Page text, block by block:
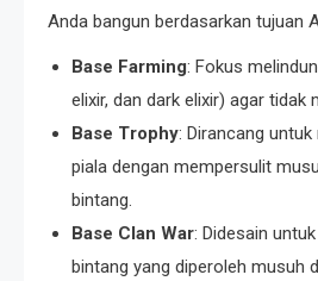
Anda bangun berdasarkan tujuan
Base Farming: Fokus
elixir, dan dark elixir) agar tidak
Base Trophy: Dirancang
piala dengan mempersulit
bintang.
Base Clan War: Didesain
bintang yang diperoleh musuh